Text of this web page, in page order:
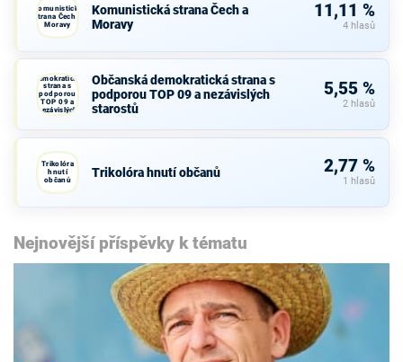
Komunistická
strana Čech a
Moravy
Komunistická strana Čech a
Moravy
11,11 %
4 hlasů
demokratická
strana s
podporou
TOP 09 a
nezávislých
starostů
Občanská demokratická strana s
podporou TOP 09 a nezávislých
starostů
5,55 %
2 hlasů
Trikolóra
hnutí
občanů
Trikolóra hnutí občanů 2,77 %
1 hlasů
Nejnovější příspěvky k tématu